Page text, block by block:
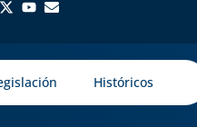
Históricos